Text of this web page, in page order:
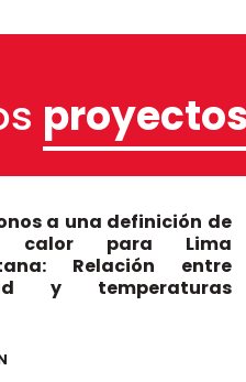
a una definición de
para Lima
Relación entre
y temperaturas